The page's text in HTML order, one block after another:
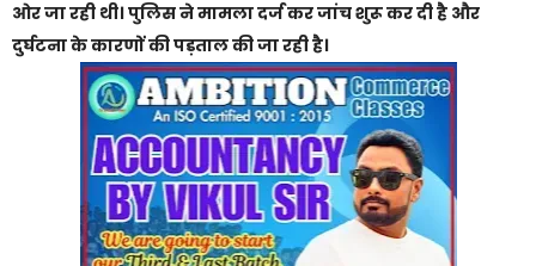
ओर जा रही थी। पुलिस ने मामला दर्ज कर जांच शुरू कर दी है और
दुर्घटना के कारणों की पड़ताल की जा रही है।